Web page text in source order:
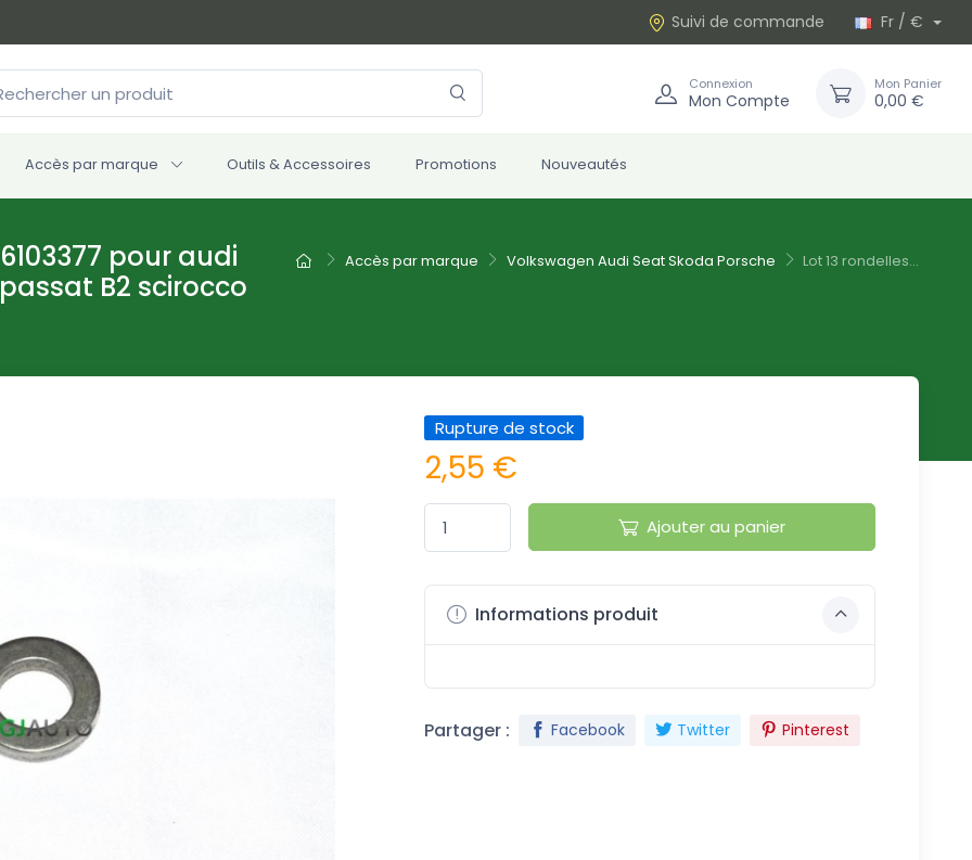
Suivi de commande Fr / €
Connexion
Mon Compte
Mon Panier
0,00 €
Accès par marque Outils & Accessoires Promotions Nouveautés
Accès par marque Volkswagen Audi Seat Skoda Porsche Lot 13 rondelles...
pour audi
B2 scirocco
Rupture de stock
2,55 €
Ajouter au panier
Informations produit
Partager : Facebook Twitter Pinterest